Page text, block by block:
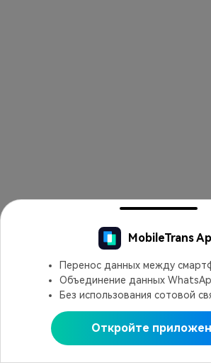
Открыть в
MobileTrans
Перенос данных между
Объединение данных
Без использования сотовой
Откройте